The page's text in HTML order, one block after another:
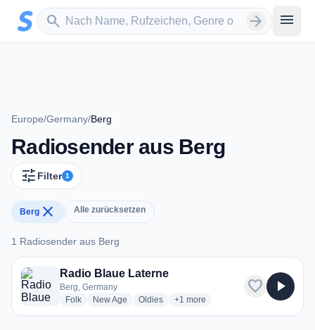
Zum Hauptinhalt springen
search
Sender suchen arrow_forward menu
Europe/Germany/Berg
Radiosender aus Berg
tune Filter 1
Berg close Alle zurücksetzen
1 Radiosender aus Berg
1 Radiosender aus Berg
Radio Blaue Laterne
Berg, Germany
Folkradio stations
New Age radio stations
Oldiesradio stations
+1 more genres for Radio Blaue
more
favorite play_arrow